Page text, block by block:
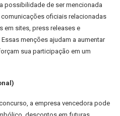
possibilidade de ser mencionada
oficiais relacionadas
em sites, press releases e
menções ajudam a aumentar
sua participação em um
a empresa vencedora pode